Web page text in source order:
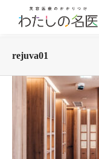
rejuva01